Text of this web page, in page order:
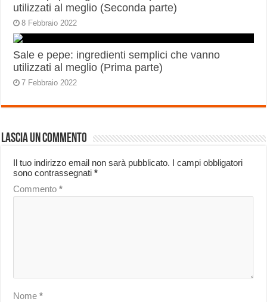
utilizzati al meglio (Seconda parte)
8 Febbraio 2022
Sale e pepe: ingredienti semplici che vanno
utilizzati al meglio (Prima parte)
7 Febbraio 2022
Lascia un commento
Il tuo indirizzo email non sarà pubblicato. I campi obbligatori
sono contrassegnati*
Commento*
Nome*